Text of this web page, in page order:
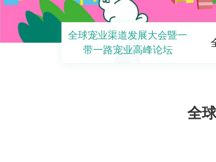
全球宠业渠道发展大会暨一
带一路宠业高峰论坛
全